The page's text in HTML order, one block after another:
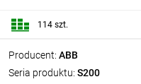
Producent: ABB
Seria produktu: S200
114 szt.